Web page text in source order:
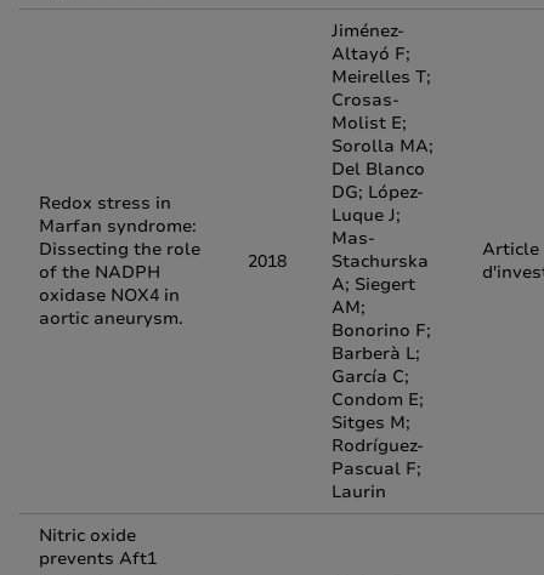
Redox stress in
Marfan syndrome:
Dissecting the role
of the NADPH
oxidase NOX4 in
aortic aneurysm.
2018
Jiménez-
Altayó F;
Meirelles T;
Crosas-
Molist E;
Sorolla MA;
Del Blanco
DG; López-
Luque J;
Mas-
Stachurska
A; Siegert
AM;
Bonorino F;
Barberà L;
García C;
Condom E;
Sitges M;
Rodríguez-
Pascual F;
Laurin
Article
Nitric oxide
prevents Aft1